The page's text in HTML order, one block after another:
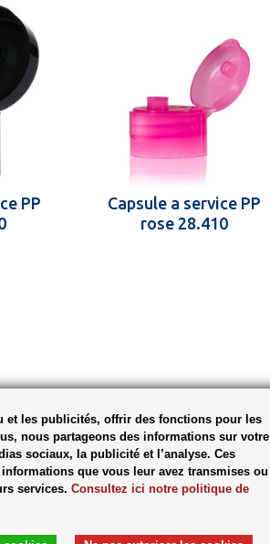
PP
Capsule a service PP
rose 28.410
et les publicités, offrir des fonctions pour les
nous partageons des informations sur votre
sociaux, la publicité et l’analyse. Ces
que vous leur avez transmises ou
services. Consultez ici notre politique de